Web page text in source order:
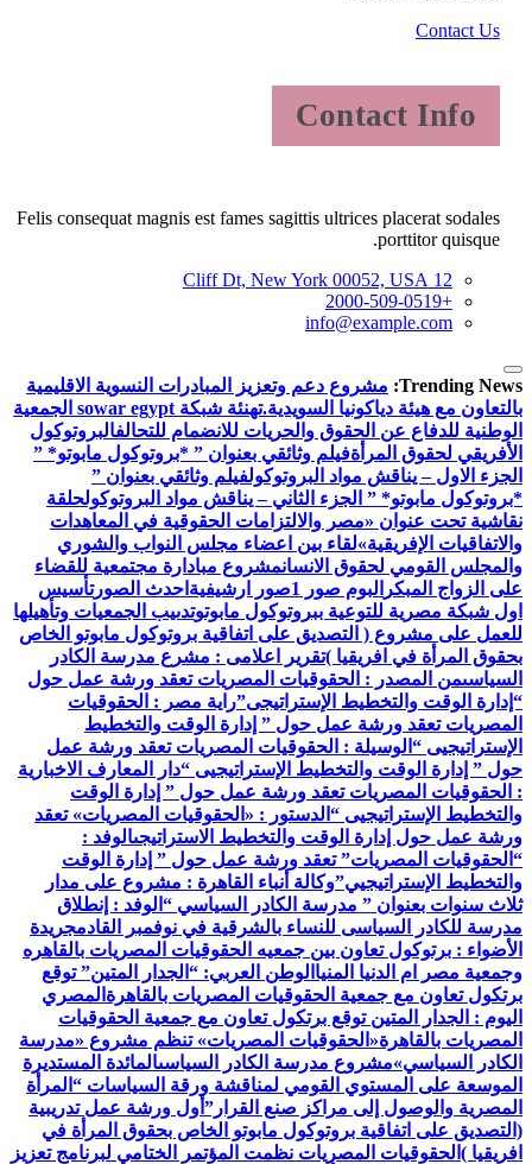
Contact Us
Contact Info
Felis consequat magnis est fames sagittis ultrices placerat sodales
porttitor quisque.
12 Cliff Dt, New York 00052, USA
+2000-509-0519
info@example.com
Trending News: مشروع دعم وتعزيز المبادرات النسوية الاقليمية
بالتعاون مع هيئة دياكونيا السويدية.
تهنئة شبكة sowar egypt الجمعية
الوطنية للدفاع عن الحقوق والحريات للانضمام للتحالفالبروتوكول
الأفريقي لحقوق المرأةفيلم وثائقي بعنوان ” *بروتوكول مابوتو* ”
الجزء الاول – يناقش مواد البروتوكولفيلم وثائقي بعنوان ”
*بروتوكول مابوتو* ” الجزء الثاني – يناقش مواد البروتوكولحلقة
نقاشية تحت عنوان «مصر والالتزامات الحقوقية في المعاهدات
والاتفاقيات الإفريقية»لقاء بين اعضاء مجلس النواب والشوري
والمجلس القومي لحقوق الانسانمشروع مبادارة مجتمعية للقضاء
على الزواج المبكر البوم صور 1 صور ارشيفية احدث الصورتأسيس
اول شبكة مصرية للتوعية ببروتوكول مابوتوتدىيب الجمعيات وتأهيلها
للعمل على مشروع ( التصديق على اتفاقية بروتوكول مابوتو الخاص
بحقوق المرأة في افريقيا )تقرير اعلامى : مشرع مدرسة الكادر
السياسىمن المصدر : الحقوقيات المصريات تعقد ورشة عمل حول
“إدارة الوقت والتخطيط الإستراتيجى”راية مصر : الحقوقيات
المصريات تعقد ورشة عمل حول ” إدارة الوقت والتخطيط
الإستراتيجيى “ الوسيلة : الحقوقيات المصريات تعقد ورشة عمل
حول ” إدارة الوقت والتخطيط الإستراتيجيى “دار المعارف الاخبارية
: الحقوقيات المصريات تعقد ورشة عمل حول ” إدارة الوقت
والتخطيط الإستراتيجيى “ الدستور : «الحقوقيات المصريات» تعقد
ورشة عمل حول إدارة الوقت والتخطيط الاستراتيجىالوفد :
“الحقوقيات المصريات” تعقد ورشة عمل حول ” إدارة الوقت
والتخطيط الإستراتيجيي”وكالة أنباء القاهرة : مشروع على مدار
ثلاث سنوات بعنوان ” مدرسة الكادر السياسي “ الوفد : إنطلاق
مدرسة للكادر السياسى للنساء بالشرقية في نوفمبر القادمجريدة
الأضواء : برتوكول تعاون بين جمعيه الحقوقيات المصريات بالقاهره
وجمعية مصر ام الدنيا المنيا الوطن العربي: “الجدار المتين” توقع
برتكول تعاون مع جمعية الحقوقيات المصريات بالقاهرة المصري
اليوم : الجدار المتين توقع برتكول تعاون مع جمعية الحقوقيات
المصريات بالقاهرة«الحقوقيات المصريات» تنظم مشروع «مدرسة
الكادر السياسي»مشروع مدرسة الكادر السياسىالمائدة المستديرة
الموسعة على المستوي القومي لمناقشة ورقة السياسات “المرأة
المصرية والوصول إلى مراكز صنع القرار” أول ورشة عمل تدريبية
(التصديق على اتفاقية بروتوكول مابوتو الخاص بحقوق المرأة في
افريقيا ) الحقوقيات المصريات نظمت المؤتمر الختامي لبرنامج تعزيز